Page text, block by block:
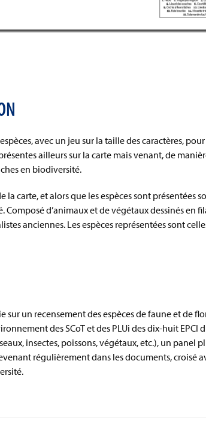
avec un jeu sur la taille des caractères,
ailleurs sur la carte mais venant, de
en biodiversité.
carte, et alors que les espèces sont présentées
d’animaux et de végétaux dessinés en
anciennes. Les espèces représentées sont
sur un recensement des espèces de faune et de
des SCoT et des PLUi des dix-huit EPCI
insectes, poissons, végétaux, etc.), un panel
régulièrement dans les documents, croisé